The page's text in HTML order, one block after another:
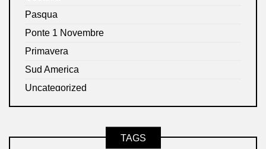
Pasqua
Ponte 1 Novembre
Primavera
Sud America
Uncategorized
TAGS